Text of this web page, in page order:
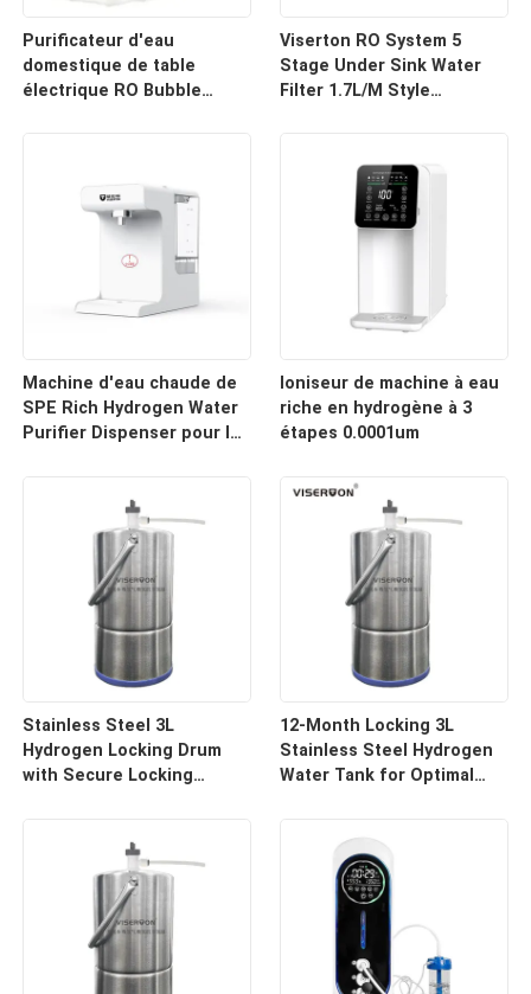
Purificateur d'eau
domestique de table
électrique RO Bubble
Viserton RO System 5
Stage Under Sink Water
Filter 1.7L/M Style
Machine d'eau chaude de
SPE Rich Hydrogen Water
Purifier Dispenser pour la
Ioniseur de machine à eau
riche en hydrogène à 3
étapes 0.0001um
Stainless Steel 3L
Hydrogen Locking Drum
with Secure Locking
12-Month Locking 3L
Stainless Steel Hydrogen
Water Tank for Optimal